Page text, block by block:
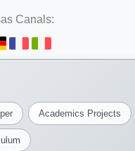
Canals:
Academics Projects